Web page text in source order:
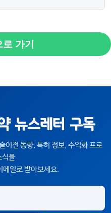
가기
뉴스레터 구독
이전 동향, 특허 정보, 수익화 프로
식을
일로 받아보세요.